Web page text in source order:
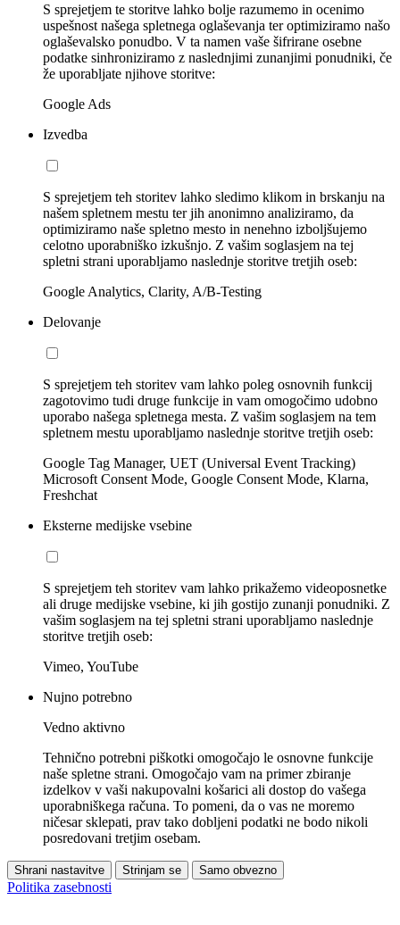
S sprejetjem te storitve lahko bolje razumemo in ocenimo
uspešnost našega spletnega oglaševanja ter optimiziramo našo
oglaševalsko ponudbo. V ta namen vaše šifrirane osebne
podatke sinhroniziramo z naslednjimi zunanjimi ponudniki, če
že uporabljate njihove storitve:
Google Ads
Izvedba
S sprejetjem teh storitev lahko sledimo klikom in brskanju na
našem spletnem mestu ter jih anonimno analiziramo, da
optimiziramo naše spletno mesto in nenehno izboljšujemo
celotno uporabniško izkušnjo. Z vašim soglasjem na tej
spletni strani uporabljamo naslednje storitve tretjih oseb:
Google Analytics, Clarity, A/B-Testing
Delovanje
S sprejetjem teh storitev vam lahko poleg osnovnih funkcij
zagotovimo tudi druge funkcije in vam omogočimo udobno
uporabo našega spletnega mesta. Z vašim soglasjem na tem
spletnem mestu uporabljamo naslednje storitve tretjih oseb:
Google Tag Manager, UET (Universal Event Tracking)
Microsoft Consent Mode, Google Consent Mode, Klarna,
Freshchat
Eksterne medijske vsebine
S sprejetjem teh storitev vam lahko prikažemo videoposnetke
ali druge medijske vsebine, ki jih gostijo zunanji ponudniki. Z
vašim soglasjem na tej spletni strani uporabljamo naslednje
storitve tretjih oseb:
Vimeo, YouTube
Nujno potrebno
Vedno aktivno
Tehnično potrebni piškotki omogočajo le osnovne funkcije
naše spletne strani. Omogočajo vam na primer zbiranje
izdelkov v vaši nakupovalni košarici ali dostop do vašega
uporabniškega računa. To pomeni, da o vas ne moremo
ničesar sklepati, prav tako dobljeni podatki ne bodo nikoli
posredovani tretjim osebam.
Shrani nastavitve Strinjam se Samo obvezno
Politika zasebnosti